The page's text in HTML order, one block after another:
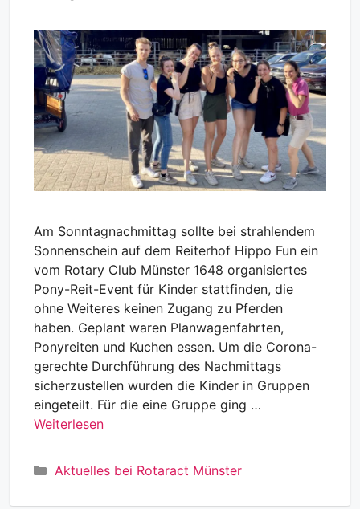
Am Sonntagnachmittag sollte bei strahlendem
Sonnenschein auf dem Reiterhof Hippo Fun ein
vom Rotary Club Münster 1648 organisiertes
Pony-Reit-Event für Kinder stattfinden, die
ohne Weiteres keinen Zugang zu Pferden
haben. Geplant waren Planwagenfahrten,
Ponyreiten und Kuchen essen. Um die Corona-
gerechte Durchführung des Nachmittags
sicherzustellen wurden die Kinder in Gruppen
eingeteilt. Für die eine Gruppe ging …
Weiterlesen
Kategorien
Aktuelles bei Rotaract Münster